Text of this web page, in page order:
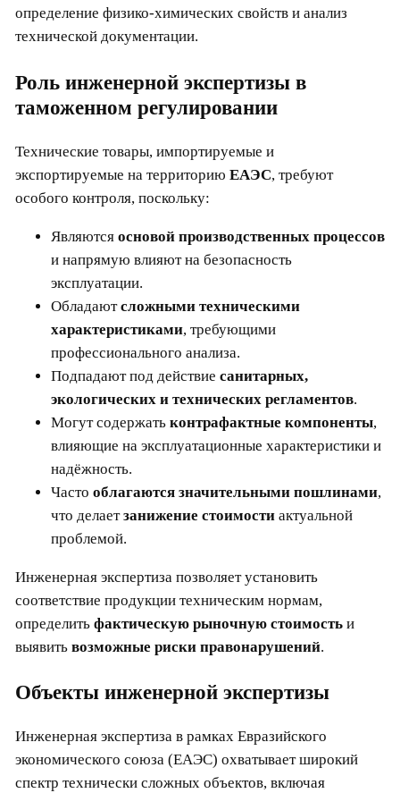
определение физико-химических свойств и анализ
технической документации.
Роль инженерной экспертизы в
таможенном регулировании
Технические товары, импортируемые и
экспортируемые на территорию ЕАЭС, требуют
особого контроля, поскольку:
Являются основой производственных процессов
и напрямую влияют на безопасность
эксплуатации.
Обладаютсложными техническими
характеристиками, требующими
профессионального анализа.
Подпадают под действие санитарных,
экологических и технических регламентов.
Могут содержать контрафактные компоненты,
влияющие на эксплуатационные характеристики и
надёжность.
Часто облагаются значительными пошлинами,
что делаетзанижение стоимостиактуальной
проблемой.
Инженерная экспертиза позволяет установить
соответствие продукции техническим нормам,
определить фактическую рыночную стоимостьи
выявить возможные риски правонарушений.
Объекты инженерной экспертизы
Инженерная экспертиза в рамках Евразийского
экономического союза (ЕАЭС) охватывает широкий
спектр технически сложных объектов, включая